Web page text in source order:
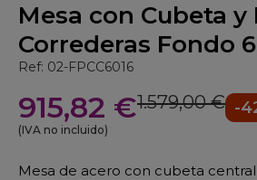
Mesa con Cubeta y
Correderas Fondo
Ref: 02-FPCC6016
915,82 €1.579,00 € -
(IVA no incluido)
Mesa de acero con cubeta